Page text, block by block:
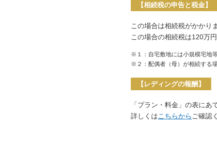
【相続税の申告と税金】
この場合は相続税がかかり
この場合の相続税は120万
※１：自宅敷地には小規模宅地
※２：配偶者（母）が相続する
【レディングの報酬】
「プラン・料金」の表に
詳しくはこちらから ご確認